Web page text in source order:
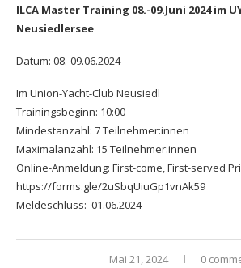
ILCA Master Training 08.-09.Juni 2024 im
Neusiedlersee
Datum: 08.-09.06.2024
Im Union-Yacht-Club Neusiedl
Trainingsbeginn: 10:00
Mindestanzahl: 7 Teilnehmer:innen
Maximalanzahl: 15 Teilnehmer:innen
Online-Anmeldung: First-come, First-served
https://forms.gle/2uSbqUiuGp1vnAk59
Meldeschluss: 01.06.2024
Mai 21, 2024 0